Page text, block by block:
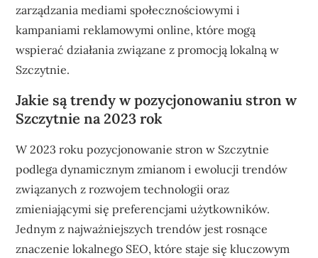
zarządzania mediami społecznościowymi i
kampaniami reklamowymi online, które mogą
wspierać działania związane z promocją lokalną w
Szczytnie.
Jakie są trendy w pozycjonowaniu stron w
Szczytnie na 2023 rok
W 2023 roku pozycjonowanie stron w Szczytnie
podlega dynamicznym zmianom i ewolucji trendów
związanych z rozwojem technologii oraz
zmieniającymi się preferencjami użytkowników.
Jednym z najważniejszych trendów jest rosnące
znaczenie lokalnego SEO, które staje się kluczowym